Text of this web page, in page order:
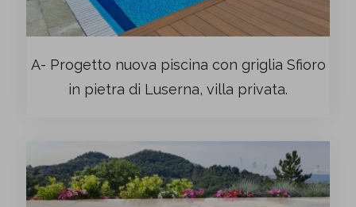
A- Progetto nuova piscina con griglia Sfioro
in pietra di Luserna, villa privata.